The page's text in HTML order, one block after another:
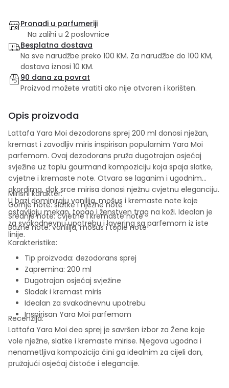
Pronađi u parfumeriji
Na zalihi u 2 poslovnice
Besplatna dostava
Na sve narudžbe preko 100 KM. Za narudžbe do 100 KM,
dostava iznosi 10 KM.
90 dana za povrat
Proizvod možete vratiti ako nije otvoren i korišten.
Opis proizvoda
Lattafa Yara Moi dezodorans sprej 200 ml donosi nježan,
kremast i zavodljiv miris inspirisan popularnim Yara Moi
parfemom. Ovaj dezodorans pruža dugotrajan osjećaj
svježine uz toplu gourmand kompoziciju koja spaja slatke,
cvjetne i kremaste note. Otvara se laganim i ugodnim
akordima, dok srce mirisa donosi nježnu cvjetnu eleganciju.
U bazi dominiraju vanilija, mošus i kremaste note koje
ostavljaju mekan, topao i ženstven trag na koži. Idealan je
za svakodnevnu upotrebu i layering sa parfemom iz iste
linije.
Mirisni karakter:
Gornje note: slatke i nježne note
Srednje note: cvjetne i kremaste note
Bazne note: vanilija, mošus i tople note
Karakteristike:
Tip proizvoda: dezodorans sprej
Zapremina: 200 ml
Dugotrajan osjećaj svježine
Sladak i kremast miris
Idealan za svakodnevnu upotrebu
Inspirisan Yara Moi parfemom
Recenzija:
Lattafa Yara Moi deo sprej je savršen izbor za Žene koje
vole nježne, slatke i kremaste mirise. Njegova ugodna i
nenametljiva kompozicija čini ga idealnim za cijeli dan,
pružajući osjećaj čistoće i elegancije.